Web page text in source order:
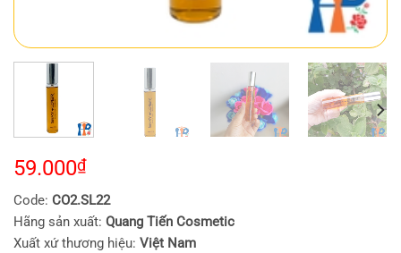
59.000₫
Code: CO2.SL22
Hãng sản xuất: Quang Tiến Cosmetic
Xuất xứ thương hiệu: Việt Nam